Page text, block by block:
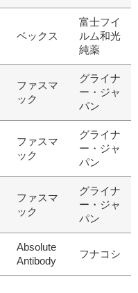
ベックス
富士フイ
ルム和光
純薬
ファスマ
ック
グライナ
ー・ジャ
パン
ファスマ
ック
グライナ
ー・ジャ
パン
ファスマ
ック
グライナ
ー・ジャ
パン
Absolute
Antibody
フナコシ